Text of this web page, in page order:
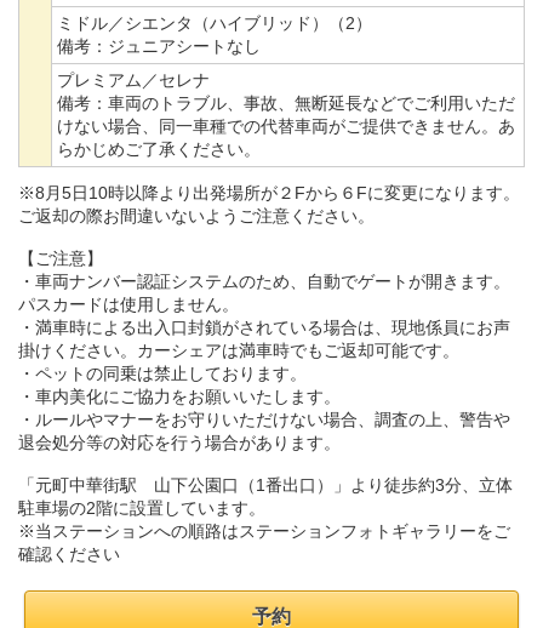
ミドル／シエンタ（ハイブリッド）（2）
備考： ジュニアシートなし
プレミアム／セレナ
備考： 車両のトラブル、事故、無断延長などでご利用いただ
けない場合、同一車種での代替車両がご提供できません。あ
らかじめご了承ください。
※8月5日10時以降より出発場所が２Fから６Fに変更になります。
ご返却の際お間違いないようご注意ください。
【ご注意】
・車両ナンバー認証システムのため、自動でゲートが開きます。
パスカードは使用しません。
・満車時による出入口封鎖がされている場合は、現地係員にお声
掛けください。カーシェアは満車時でもご返却可能です。
・ペットの同乗は禁止しております。
・車内美化にご協力をお願いいたします。
・ルールやマナーをお守りいただけない場合、調査の上、警告や
退会処分等の対応を行う場合があります。
「元町中華街駅 山下公園口（1番出口）」より徒歩約3分、立体
駐車場の2階に設置しています。
※当ステーションへの順路はステーションフォトギャラリーをご
確認ください
予約